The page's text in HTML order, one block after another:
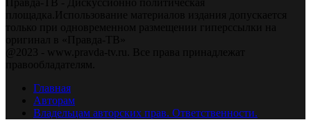
площадка.Использование материалов издания допускается
только при одновременном размещении гиперссылки на
оригинал в «Правда-ТВ»
@2023 - www.pravda-tv.ru. Все права принадлежат
правообладателям.
Главная
Авторам
Владельцам авторских прав. Ответственности.